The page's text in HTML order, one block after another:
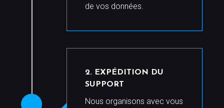
de vos données.
2. EXPÉDITION DU
SUPPORT
Nous organisons avec vous